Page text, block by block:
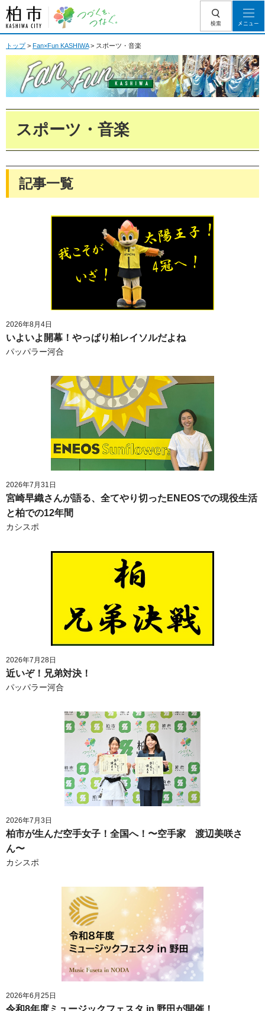
柏市 つづくを、
つなぐ。
検索 メニュー
トップ> Fan×Fun KASHIWA> スポーツ・音楽
スポーツ・音楽
記事一覧
2026年8月4日
いよいよ開幕！やっぱり柏レイソルだよね
パッパラー河合
2026年7月31日
宮崎早織さんが語る、全てやり切ったENEOSでの現役生活
と柏での12年間
カシスポ
2026年7月28日
近いぞ！兄弟対決！
パッパラー河合
2026年7月3日
柏市が生んだ空手女子！全国へ！〜空手家 渡辺美咲さ
ん〜
カシスポ
2026年6月25日
令和8年度ミュージックフェスタ in 野田が開催！